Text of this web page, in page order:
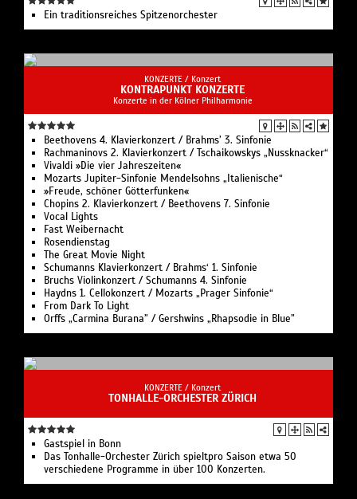
Ein traditionsreiches Spitzenorchester
KONZERTE / Konzert
KONTRAPUNKT KONZERTE
Konzerte in der Kölner Philharmonie
Beethovens 4. Klavierkonzert / Brahms’ 3. Sinfonie
Rachmaninovs 2. Klavierkonzert / Tschaikowskys „Nussknacker“
Vivaldi »Die vier Jahreszeiten«
Mozarts Jupiter-Sinfonie Mendelsohns „Italienische“
»Freude, schöner Götterfunken«
Chopins 2. Klavierkonzert / Beethovens 7. Sinfonie
Vocal Lights
Fast Weibernacht
Rosendienstag
The Great Movie Night
Schumanns Klavierkonzert / Brahms‘ 1. Sinfonie
Bruchs Violinkonzert / Schumanns 4. Sinfonie
Haydns 1. Cellokonzert / Mozarts „Prager Sinfonie“
From Dark To Light
Orffs „Carmina Burana” / Gershwins „Rhapsodie in Blue”
KONZERTE / Konzert
TONHALLE-ORCHESTER ZÜRICH
Gastspiel in Bonn
Das Tonhalle-Orchester Zürich spieltpro Saison etwa 50
verschiedene Programme in über 100 Konzerten.